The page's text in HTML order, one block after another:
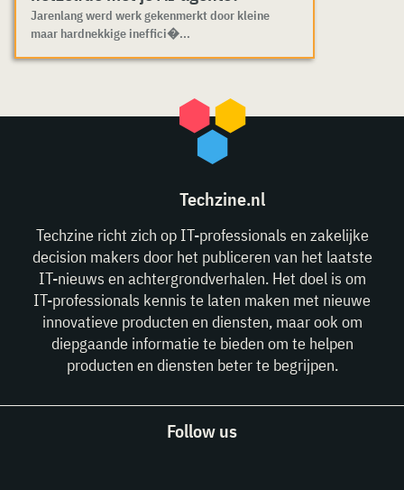
Jarenlang werd werk gekenmerkt door kleine
maar hardnekkige ineffici�...
Techzine.nl
Techzine richt zich op IT-professionals en zakelijke
decision makers door het publiceren van het laatste
IT-nieuws en achtergrondverhalen. Het doel is om
IT-professionals kennis te laten maken met nieuwe
innovatieve producten en diensten, maar ook om
diepgaande informatie te bieden om te helpen
producten en diensten beter te begrijpen.
Follow us